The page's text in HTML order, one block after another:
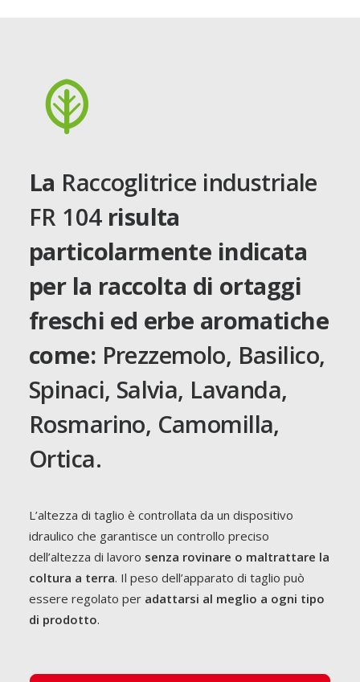
La Raccoglitrice industriale
FR 104 risulta
particolarmente indicata
per la raccolta di ortaggi
freschi ed erbe aromatiche
come: Prezzemolo, Basilico,
Spinaci, Salvia, Lavanda,
Rosmarino, Camomilla,
Ortica.
L’altezza di taglio è controllata da un dispositivo
idraulico che garantisce un controllo preciso
dell’altezza di lavoro senza rovinare o maltrattare la
coltura a terra. Il peso dell’apparato di taglio può
essere regolato per adattarsi al meglio a ogni tipo
di prodotto.